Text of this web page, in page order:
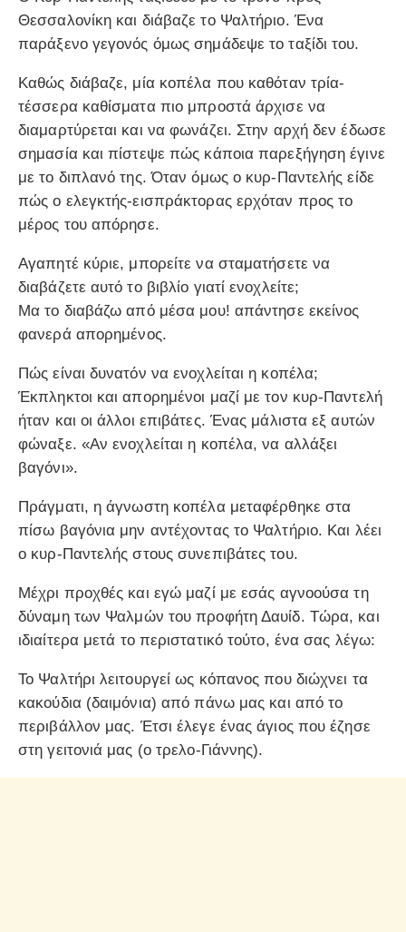
Θεσσαλονίκη και διάβαζε το Ψαλτήριο. Ένα
παράξενο γεγονός όμως σημάδεψε το ταξίδι του.
Καθώς διάβαζε, μία κοπέλα που καθόταν τρία-
τέσσερα καθίσματα πιο μπροστά άρχισε να
διαμαρτύρεται και να φωνάζει. Στην αρχή δεν έδωσε
σημασία και πίστεψε πώς κάποια παρεξήγηση έγινε
με το διπλανό της. Όταν όμως ο κυρ-Παντελής είδε
πώς ο ελεγκτής-εισπράκτορας ερχόταν προς το
μέρος του απόρησε.
Αγαπητέ κύριε, μπορείτε να σταματήσετε να
διαβάζετε αυτό το βιβλίο γιατί ενοχλείτε;
Μα το διαβάζω από μέσα μου! απάντησε εκείνος
φανερά απορημένος.
Πώς είναι δυνατόν να ενοχλείται η κοπέλα;
Έκπληκτοι και απορημένοι μαζί με τον κυρ-Παντελή
ήταν και οι άλλοι επιβάτες. Ένας μάλιστα εξ αυτών
φώναξε. «Αν ενοχλείται η κοπέλα, να αλλάξει
βαγόνι».
Πράγματι, η άγνωστη κοπέλα μεταφέρθηκε στα
πίσω βαγόνια μην αντέχοντας το Ψαλτήριο. Και λέει
ο κυρ-Παντελής στους συνεπιβάτες του.
Μέχρι προχθές και εγώ μαζί με εσάς αγνοούσα τη
δύναμη των Ψαλμών του προφήτη Δαυίδ. Τώρα, και
ιδιαίτερα μετά το περιστατικό τούτο, ένα σας λέγω:
Το Ψαλτήρι λειτουργεί ως κόπανος που διώχνει τα
κακούδια (δαιμόνια) από πάνω μας και από το
περιβάλλον μας. Έτσι έλεγε ένας άγιος που έζησε
στη γειτονιά μας (ο τρελο-Γιάννης).